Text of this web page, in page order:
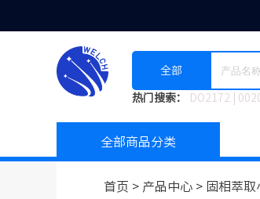
全部
热门搜索： DO2172
全部商品分类
首页 > 产品中心 > 固相萃取